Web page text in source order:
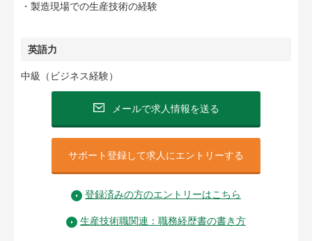
・製造現場での生産技術の経験
英語力
中級（ビジネス経験）
メールで求人情報を送る
サポート登録して求人にエントリーする
登録済みの方のエントリーはこちら
生産技術職関連：職務経歴書の書き方